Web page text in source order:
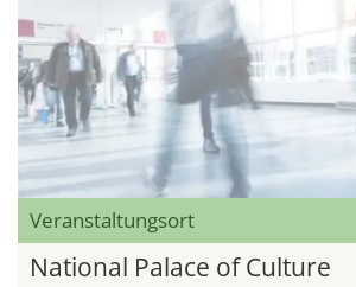
Veranstaltungsort
National Palace of Culture